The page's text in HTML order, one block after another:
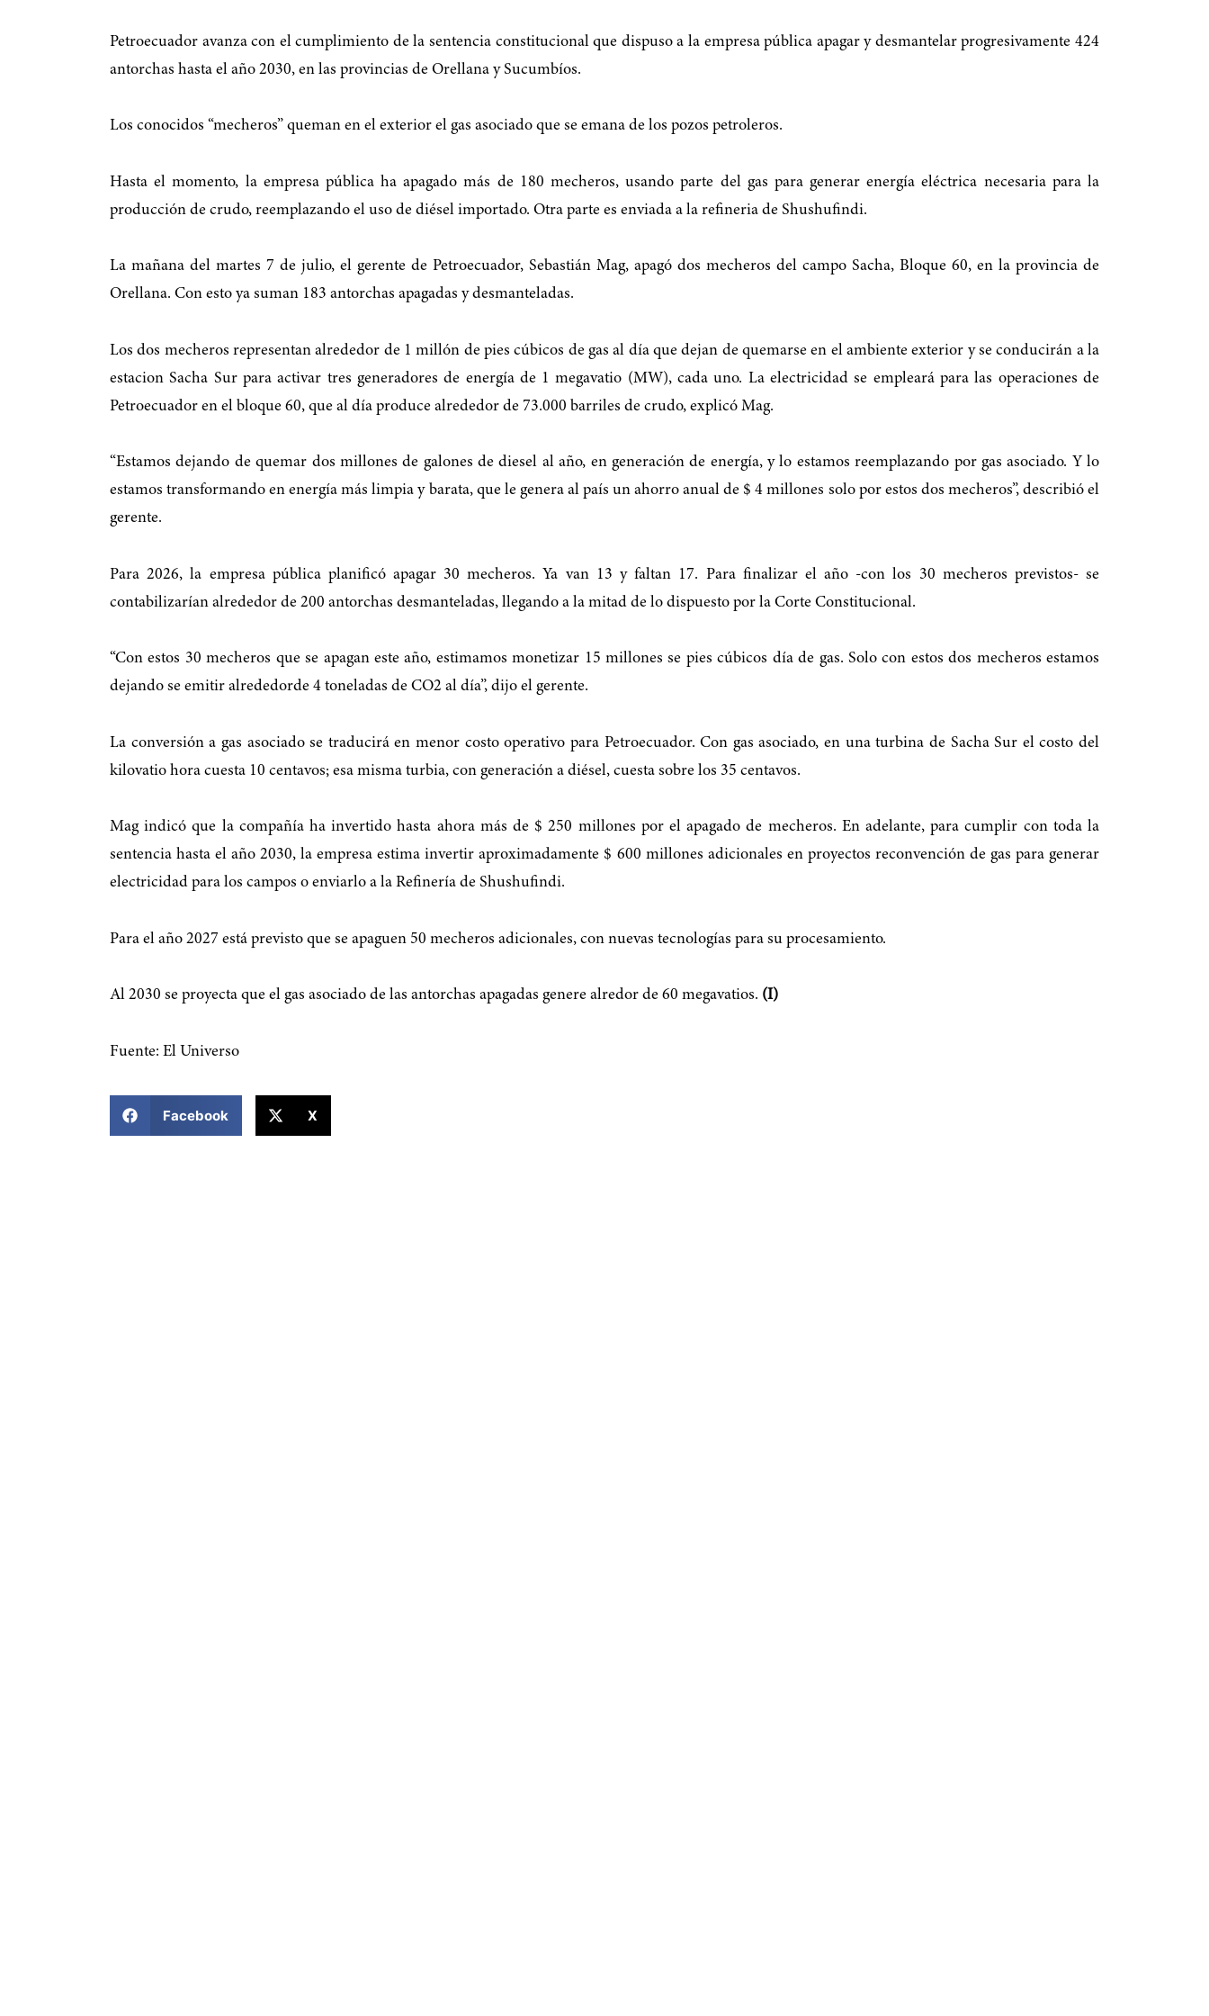
Petroecuador avanza con el cumplimiento de la sentencia constitucional que dispuso a la empresa pública apagar y desmantelar progresivamente 424
antorchas hasta el año 2030, en las provincias de Orellana y Sucumbíos.
Los conocidos “mecheros” queman en el exterior el gas asociado que se emana de los pozos petroleros.
Hasta el momento, la empresa pública ha apagado más de 180 mecheros, usando parte del gas para generar energía eléctrica necesaria para la
producción de crudo, reemplazando el uso de diésel importado. Otra parte es enviada a la refineria de Shushufindi.
La mañana del martes 7 de julio, el gerente de Petroecuador, Sebastián Mag, apagó dos mecheros del campo Sacha, Bloque 60, en la provincia de
Orellana. Con esto ya suman 183 antorchas apagadas y desmanteladas.
Los dos mecheros representan alrededor de 1 millón de pies cúbicos de gas al día que dejan de quemarse en el ambiente exterior y se conducirán a la
estacion Sacha Sur para activar tres generadores de energía de 1 megavatio (MW), cada uno. La electricidad se empleará para las operaciones de
Petroecuador en el bloque 60, que al día produce alrededor de 73.000 barriles de crudo, explicó Mag.
“Estamos dejando de quemar dos millones de galones de diesel al año, en generación de energía, y lo estamos reemplazando por gas asociado. Y lo
estamos transformando en energía más limpia y barata, que le genera al país un ahorro anual de $ 4 millones solo por estos dos mecheros”, describió el
gerente.
Para 2026, la empresa pública planificó apagar 30 mecheros. Ya van 13 y faltan 17. Para finalizar el año -con los 30 mecheros previstos- se
contabilizarían alrededor de 200 antorchas desmanteladas, llegando a la mitad de lo dispuesto por la Corte Constitucional.
“Con estos 30 mecheros que se apagan este año, estimamos monetizar 15 millones se pies cúbicos día de gas. Solo con estos dos mecheros estamos
dejando se emitir alrededorde 4 toneladas de CO2 al día”, dijo el gerente.
La conversión a gas asociado se traducirá en menor costo operativo para Petroecuador. Con gas asociado, en una turbina de Sacha Sur el costo del
kilovatio hora cuesta 10 centavos; esa misma turbia, con generación a diésel, cuesta sobre los 35 centavos.
Mag indicó que la compañía ha invertido hasta ahora más de $ 250 millones por el apagado de mecheros. En adelante, para cumplir con toda la
sentencia hasta el año 2030, la empresa estima invertir aproximadamente $ 600 millones adicionales en proyectos reconvención de gas para generar
electricidad para los campos o enviarlo a la Refinería de Shushufindi.
Para el año 2027 está previsto que se apaguen 50 mecheros adicionales, con nuevas tecnologías para su procesamiento.
Al 2030 se proyecta que el gas asociado de las antorchas apagadas genere alredor de 60 megavatios. (I)
Fuente: El Universo
Facebook X